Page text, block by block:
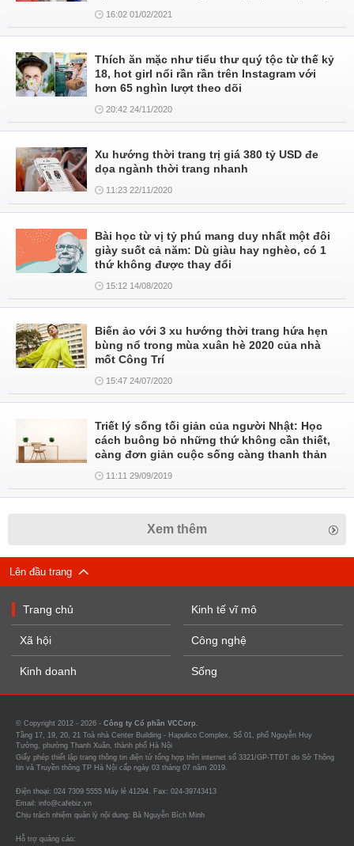
16:02 01/02/2021
Thích ăn mặc như tiểu thư quý tộc từ thế kỷ
18, hot girl nổi rần rần trên Instagram với
hơn 65 nghìn lượt theo dõi
20:42 24/11/2020
Xu hướng thời trang trị giá 380 tỷ USD đe
dọa ngành thời trang nhanh
11:23 22/11/2020
Bài học từ vị tỷ phú mang duy nhất một đôi
giày suốt cả năm: Dù giàu hay nghèo, có 1
thứ không được thay đổi
15:12 14/08/2020
Biến ảo với 3 xu hướng thời trang hứa hẹn
bùng nổ trong mùa xuân hè 2020 của nhà
mốt Công Trí
15:47 24/07/2020
Triết lý sống tối giản của người Nhật: Học
cách buông bỏ những thứ không cần thiết,
càng đơn giản cuộc sống càng thanh thản
11:11 29/09/2019
Xem thêm
Lên đầu trang
Trang chủ
Xã hội
Kinh doanh
Kinh tế vĩ mô
Công nghệ
Sống
© Copyright 2012 - 2026 - Công ty Cổ phần VCCorp.
Tầng 17, 19, 20, 21 Toà nhà Center Building - Hapulico Complex, Số 01, phố Nguyễn Huy
Tưởng, phường Thanh Xuân, thành phố Hà Nội
Giấy phép thiết lập trang thông tin điện tử tổng hợp trên internet số 3321/GP-TTĐT do Sở Thông
tin và Truyền thông TP Hà Nội cấp ngày 03 tháng 07 năm 2019.
Điện thoại: 024 7309 5555 Máy lẻ 41294. Fax: 024-39743413
Email: info@cafebiz.vn
Chịu trách nhiệm quản lý nội dung: Bà Nguyễn Bích Minh
Hỗ trợ quảng cáo: